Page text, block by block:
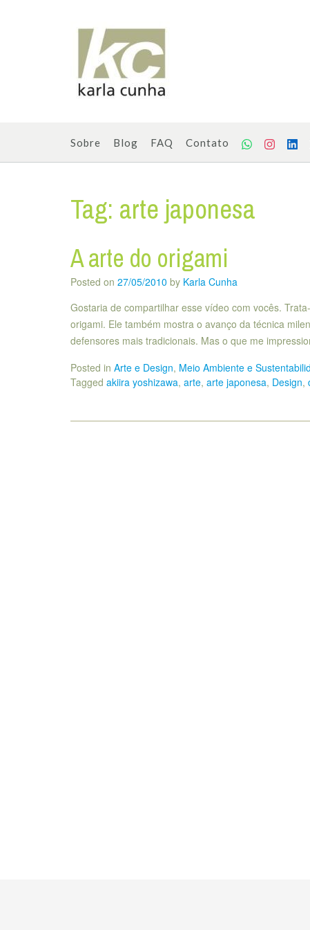
Sobre Blog FAQ Contato
Tag: arte japonesa
A arte do origami
Posted on 27/05/2010 by Karla Cunha
Gostaria de compartilhar esse vídeo com vocês.
origami. Ele também mostra o avanço da técnica
defensores mais tradicionais. Mas o que me
Posted in Arte e Design, Meio Ambiente e
Tagged akiira yoshizawa, arte, arte japonesa, Design,